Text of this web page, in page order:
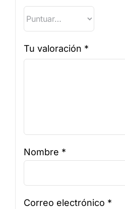
Tu valoración *
Nombre *
Correo electrónico *